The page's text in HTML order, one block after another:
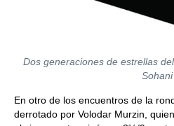
Dos generaciones de estrellas
Sohani
En otro de los encuentros de la
derrotado por Volodar Murzin,